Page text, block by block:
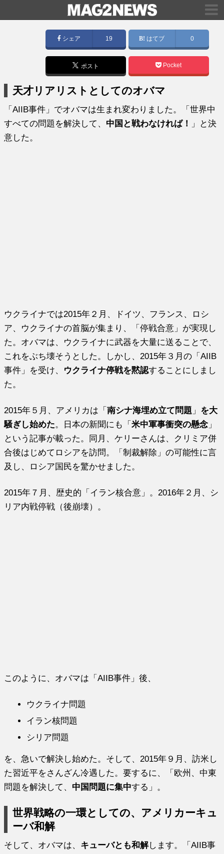
シェア 19 はてブ 0
ポスト Pocket
天才リアリストとしてのオバマ
「AIIB事件」でオバマは生まれ変わりました。「世界中
すべての問題を解決して、 中国と戦わなければ！
」と決
意した。
ウクライナでは2015年２月、ドイツ、フランス、ロシ
ア、ウクライナの首脳が集まり、「停戦合意」が実現し
た。オバマは、ウクライナに武器を大量に送ることで、
これをぶち壊そうとした。しかし、2015年３月の「AIIB
事件」を受け、 ウクライナ停戦を黙認することにしまし
た。
2015年５月、アメリカは「南シナ海埋め立て問題 」 を大
騒ぎし始めた。日本の新聞にも「米中軍事衝突の懸念 」
という記事が載った。同月、ケリーさんは、クリミア併
合後はじめてロシアを訪問。「制裁解除」の可能性に言
及し、ロシア国民を驚かせました。
2015年７月、歴史的「イラン核合意」。2016年２月、シ
リア内戦停戦（後崩壊）。
このように、オバマは「AIIB事件」後、
ウクライナ問題
イラン核問題
シリア問題
を、急いで解決し始めた。そして、2015年９月、訪米し
た習近平をさんざん冷遇した。要するに、「欧州、中東
問題を解決して、 中国問題に集中する」。
世界戦略の一環としての、アメリカーキュ
ーバ和解
そして、オバマは、 キューバとも和解します。「AIIB事